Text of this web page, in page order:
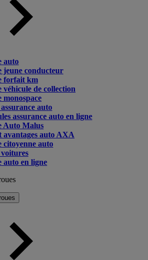
auto
jeune conducteur
forfait km
véhicule de collection
monospace
auto
assurance auto en ligne
Auto Malus
avantages auto AXA
citoyenne auto
auto en ligne